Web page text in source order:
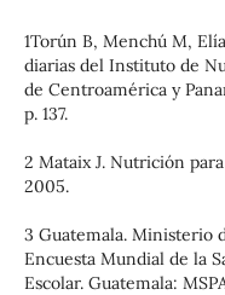
1Torún B, Menchú M,
diarias del Instituto de
de Centroamérica y
p. 137.
2 Mataix J. Nutrición
2005.
3 Guatemala. Ministerio
Encuesta Mundial de la
Escolar. Guatemala: